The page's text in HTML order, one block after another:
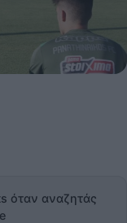
όταν αναζητάς